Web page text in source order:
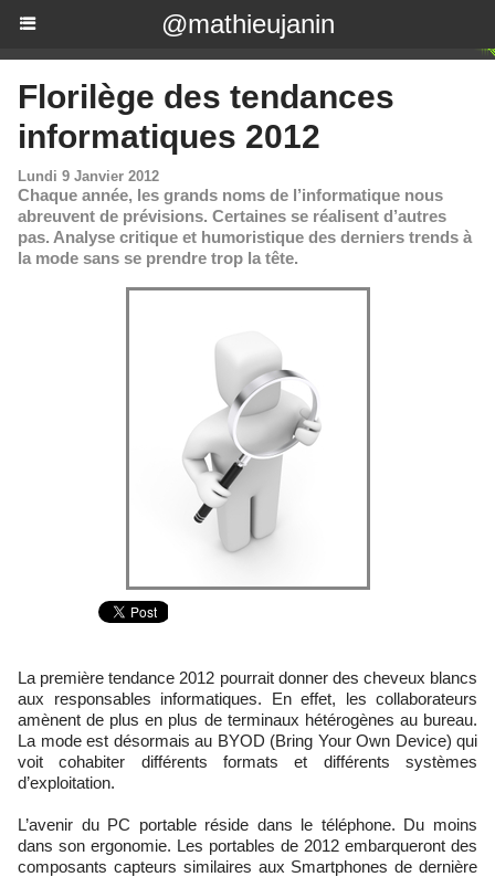
@mathieujanin
Florilège des tendances
informatiques 2012
Lundi 9 Janvier 2012
Chaque année, les grands noms de l’informatique nous
abreuvent de prévisions. Certaines se réalisent d’autres
pas. Analyse critique et humoristique des derniers trends à
la mode sans se prendre trop la tête.
La première tendance 2012 pourrait donner des cheveux blancs
aux responsables informatiques. En effet, les collaborateurs
amènent de plus en plus de terminaux hétérogènes au bureau.
La mode est désormais au BYOD (Bring Your Own Device) qui
voit cohabiter différents formats et différents systèmes
d’exploitation.
L’avenir du PC portable réside dans le téléphone. Du moins
dans son ergonomie. Les portables de 2012 embarqueront des
composants capteurs similaires aux Smartphones de dernière